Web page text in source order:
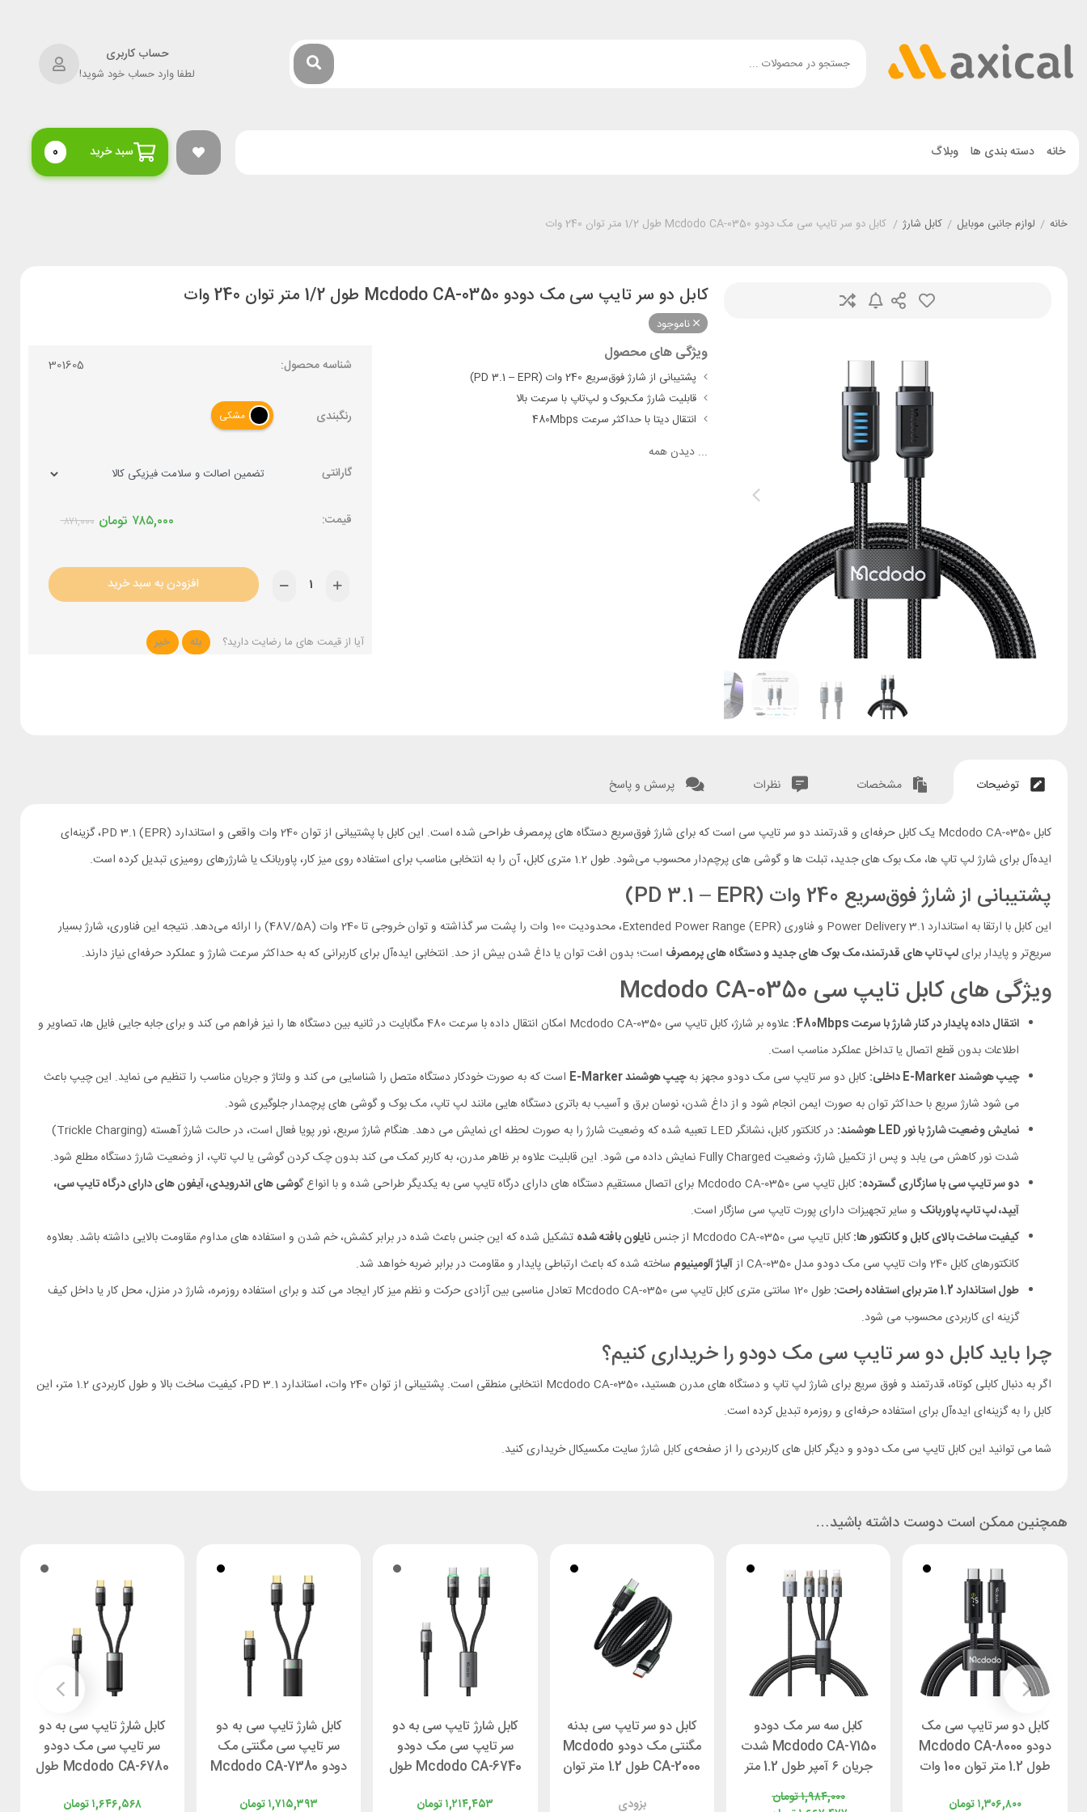
حساب کاربری
لطفا وارد حساب خود شوید!
خانه دسته بندی ها وبلاگ سبد خرید 0
خانه / لوازم جانبی موبایل / کابل شارژ / کابل دو سر تایپ سی مک دودو Mcdodo CA-0350 طول 1/2 متر توان 240 وات
کابل دو سر تایپ سی مک دودو Mcdodo CA-0350 طول 1/2 متر توان 240 وات
ناموجود
ویژگی های محصول
پشتیبانی از شارژ فوق‌سریع 240 وات (PD 3.1 – EPR)
قابلیت شارژ مک‌بوک و لپ‌تاپ با سرعت بالا
انتقال دیتا با حداکثر سرعت 480Mbps
...دیدن همه
شناسه محصول: 301605
رنگبندی مشکی
گارانتی
۸۷۱,۰۰۰ تومان ۷۸۵,۰۰۰
افزودن به سبد خرید
آیا از قیمت های ما رضایت دارید؟ بله خیر
توضیحات مشخصات نظرات پرسش و پاسخ
کابل Mcdodo CA-0350 یک کابل حرفه‌ای و قدرتمند دو سر تایپ سی است که برای شارژ فوق‌سریع دستگاه‌ های پرمصرف طراحی شده است. این کابل با پشتیبانی از توان 240 وات واقعی و استاندارد PD 3.1 (EPR)، گزینه‌ای
ایده‌آل برای شارژ لپ تاپ‌ ها، مک بوک‌ های جدید، تبلت‌ ها و گوشی‌ های پرچم‌دار محسوب می‌شود. طول 1.2 متری کابل، آن را به انتخابی مناسب برای استفاده روی میز کار، پاوربانک یا شارژرهای رومیزی تبدیل کرده است.
پشتیبانی از شارژ فوق‌سریع 240 وات (PD 3.1 – EPR)
این کابل با ارتقا به استاندارد Power Delivery 3.1 و فناوری Extended Power Range (EPR)، محدودیت 100 وات را پشت سر گذاشته و توان خروجی تا 240 وات (48V/5A) را ارائه می‌دهد. نتیجه این فناوری، شارژ بسیار
سریع‌تر و پایدار برایلپ تاپ‌ های قدرتمند، مک بوک‌ های جدید و دستگاه‌ های پرمصرف است؛ بدون افت توان یا داغ شدن بیش از حد. انتخابی ایده‌آل برای کاربرانی که به حداکثر سرعت شارژ و عملکرد حرفه‌ای نیاز دارند.
ویژگی های کابل تایپ سی Mcdodo CA-0350
انتقال داده پایدار در کنار شارژ با سرعت 480Mbps:
علاوه بر شارژ، کابل تایپ سی Mcdodo CA-0350 امکان انتقال داده با سرعت 480 مگابایت در ثانیه بین دستگاه‌ ها را نیز فراهم می‌ کند و برای جابه‌ جایی فایل‌ ها، تصاویر و
اطلاعات بدون قطع اتصال یا تداخل عملکرد مناسب است.
چیپ هوشمند E-Marker داخلی:
کابل دو سر تایپ سی مک دودو مجهز بهچیپ هوشمند E-Marker
است که به‌ صورت خودکار دستگاه متصل را شناسایی می‌ کند و ولتاژ و جریان مناسب را تنظیم می‌ نماید. این چیپ باعث
می‌ شود شارژ سریع با حداکثر توان به‌ صورت ایمن انجام شود و از داغ شدن، نوسان برق و آسیب به باتری دستگاه‌ هایی مانند لپ تاپ، مک بوک و گوشی‌ های پرچمدار جلوگیری شود.
نمایش وضعیت شارژ با نور LED هوشمند:
در کانکتور کابل، نشانگر LED تعبیه شده که وضعیت شارژ را به‌ صورت لحظه‌ ای نمایش می‌ دهد. هنگام شارژ سریع، نور پویا فعال است، در حالت شارژ آهسته (Trickle Charging)
شدت نور کاهش می‌ یابد و پس از تکمیل شارژ، وضعیت Fully Charged نمایش داده می‌ شود. این قابلیت علاوه بر ظاهر مدرن، به کاربر کمک می‌ کند بدون چک کردن گوشی یا لپ تاپ، از وضعیت شارژ دستگاه مطلع شود.
دو سر تایپ سی با سازگاری گسترده: کابل تایپ سی Mcdodo CA-0350 برای اتصال مستقیم دستگاه‌ های دارای درگاه تایپ سی به یکدیگر طراحی شده و با انواع گ
وشی‌ های اندرویدی، آیفون های دارای درگاه تایپ سی،
آیپد، لپ‌ تاپ، پاوربانک و سایر تجهیزات دارای پورت تایپ سی سازگار است.
کیفیت ساخت بالای کابل و کانکتور ها:کابل تایپ سی Mcdodo CA-0350 از جنس نایلون بافته شده تشکیل شده که این جنس باعث شده در برابر کشش، خم شدن و استفاده‌ های مداوم مقاومت بالایی داشته باشد. بعلاوه
کانکتورهای کابل 240 وات تایپ سی مک دودو مدل CA-0350 از
آلیاژ آلومینیوم ساخته شده که باعث ارتباطی پایدار و مقاومت در برابر ضربه خواهد شد.
طول استاندارد 1.2 متر برای استفاده راحت:
طول 120 سانتی متری کابل تایپ سی Mcdodo CA-0350 تعادل مناسبی بین آزادی حرکت و نظم میز کار ایجاد می‌ کند و برای استفاده روزمره، شارژ در منزل، محل کار یا داخل کیف
گزینه‌ ای کاربردی محسوب می‌ شود.
چرا باید کابل دو سر تایپ سی مک دودو را خریداری کنیم؟
اگر به دنبال کابلی کوتاه، قدرتمند و فوق‌ سریع برای شارژ لپ تاپ و دستگاه‌ های مدرن هستید، Mcdodo CA-0350 انتخابی منطقی است. پشتیبانی از توان 240 وات، استاندارد PD 3.1، کیفیت ساخت بالا و طول کاربردی 1.2 متر، این
کابل را به گزینه‌ای ایده‌آل برای استفاده حرفه‌ای و روزمره تبدیل کرده است.
شما می توانید این کابل تایپ سی مک دودو و دیگر کابل های کاربردی را از صفحه‌یکابل شارژ سایت مکسیکال خریداری کنید.
همچنین ممکن است دوست داشته باشید…
کابل دو سر تایپ سی مک
دودو Mcdodo CA-8000
طول 1.2 متر توان 100 وات
تومان۱,۳۰۶,۸۰۰
کابل سه سر مک دودو
Mcdodo CA-7150 شدت
جریان ۶ آمپر طول 1.2 متر
تومان۱,۹۸۴,۰۰۰
کابل دو سر تایپ سی بدنه
مگنتی مک دودو Mcdodo
CA-2000 طول 1.2 متر توان
بزودی
کابل شارژ تایپ سی به دو
سر تایپ سی مک دودو
Mcdodo CA-6740 طول
تومان۱,۲۱۴,۴۵۳
کابل شارژ تایپ سی به دو
سر تایپ سی مگنتی مک
دودو Mcdodo CA-7380
تومان۱,۷۱۵,۳۹۳
کابل شارژ تایپ سی به دو
سر تایپ سی مک دودو
Mcdodo CA-6780 طول
تومان۱,۶۴۶,۵۶۸